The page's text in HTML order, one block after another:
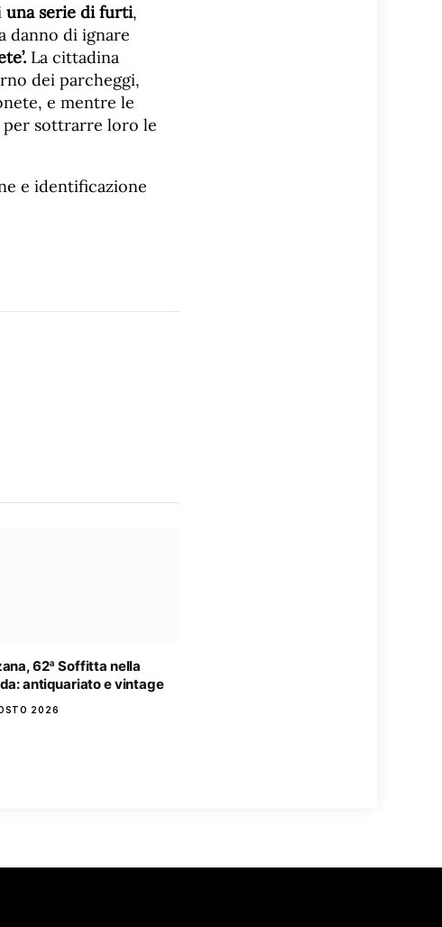
una serie di furti,
danno di ignare
La cittadina
dei parcheggi,
e mentre le
per sottrarre loro le
e identificazione
62ª Soffitta nella
antiquariato e vintage
2026